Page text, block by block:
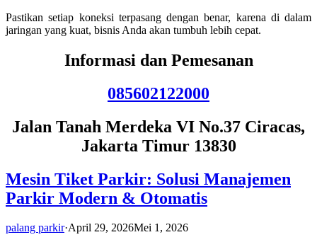
Pastikan setiap koneksi terpasang dengan benar, karena di dalam
jaringan yang kuat, bisnis Anda akan tumbuh lebih cepat.
Informasi dan Pemesanan
085602122000
Jalan Tanah Merdeka VI No.37 Ciracas,
Jakarta Timur 13830
Mesin Tiket Parkir: Solusi Manajemen
Parkir Modern & Otomatis
palang parkir·April 29, 2026Mei 1, 2026